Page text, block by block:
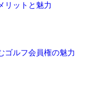
リットと魅力
ゴルフ会員権の魅力